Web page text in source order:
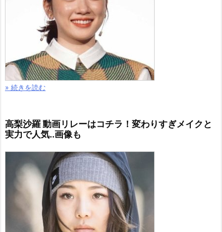
» 続きを読む
高梨沙羅 動画リレーはコチラ！変わりすぎメイクと
実力で人気..画像も